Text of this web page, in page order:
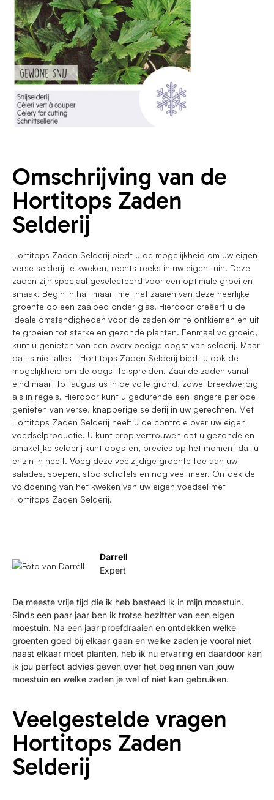
Omschrijving van de
Hortitops Zaden
Selderij
Hortitops Zaden Selderij biedt u de mogelijkheid om uw eigen
verse selderij te kweken, rechtstreeks in uw eigen tuin. Deze
zaden zijn speciaal geselecteerd voor een optimale groei en
smaak. Begin in half maart met het zaaien van deze heerlijke
groente op een zaaibed onder glas. Hierdoor creëert u de
ideale omstandigheden voor de zaden om te ontkiemen en uit
te groeien tot sterke en gezonde planten. Eenmaal volgroeid,
kunt u genieten van een overvloedige oogst van selderij. Maar
dat is niet alles - Hortitops Zaden Selderij biedt u ook de
mogelijkheid om de oogst te spreiden. Zaai de zaden vanaf
eind maart tot augustus in de volle grond, zowel breedwerpig
als in regels. Hierdoor kunt u gedurende een langere periode
genieten van verse, knapperige selderij in uw gerechten. Met
Hortitops Zaden Selderij heeft u de controle over uw eigen
voedselproductie. U kunt erop vertrouwen dat u gezonde en
smakelijke selderij kunt oogsten, precies op het moment dat u
er zin in heeft. Voeg deze veelzijdige groente toe aan uw
salades, soepen, stoofschotels en nog veel meer. Ontdek de
voldoening van het kweken van uw eigen voedsel met
Hortitops Zaden Selderij.
Darrell
Expert
De meeste vrije tijd die ik heb besteed ik in mijn moestuin.
Sinds een paar jaar ben ik trotse bezitter van een eigen
moestuin. Na een jaar proefdraaien en ontdekken welke
groenten goed bij elkaar gaan en welke zaden je vooral niet
naast elkaar moet planten, heb ik nu ervaring en daardoor kan
ik jou perfect advies geven over het beginnen van jouw
moestuin en welke zaden je wel of niet kan gebruiken.
Veelgestelde vragen
Hortitops Zaden
Selderij